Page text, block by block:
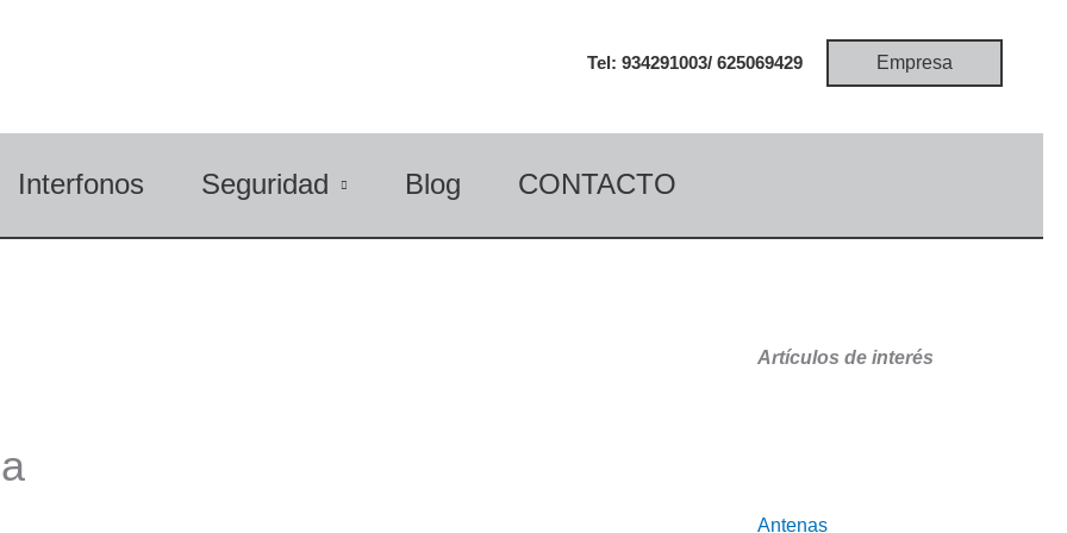
Tel: 934291003/ 625069429 Empresa
Interfonos Seguridad Blog CONTACTO
Artículos de interés
Antenas